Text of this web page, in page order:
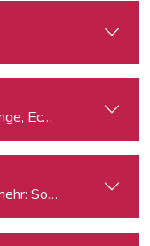
Social Media-